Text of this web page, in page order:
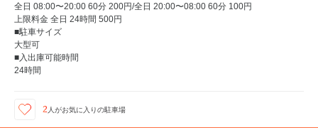
全日 08:00〜20:00 60分 200円/全日 20:00〜08:00 60分 100円
上限料金 全日 24時間 500円
■駐車サイズ
大型可
■入出庫可能時間
24時間
2 人がお気に入りの駐車場